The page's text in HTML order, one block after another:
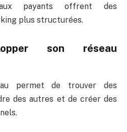
payants offrent des
plus structurées.
son réseau
permet de trouver des
des autres et de créer des